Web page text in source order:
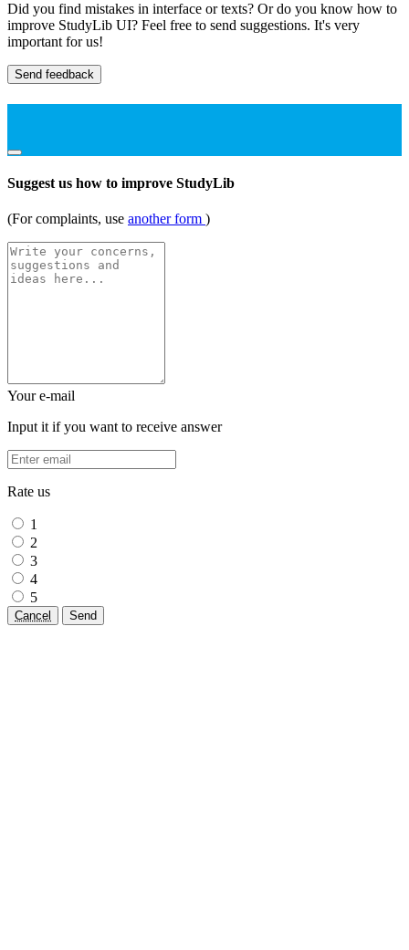
Did you find mistakes in interface or texts? Or do you know how to
improve StudyLib UI? Feel free to send suggestions. It's very
important for us!
Send feedback
Suggest us how to improve StudyLib
(For complaints, use another form )
Your e-mail
Input it if you want to receive answer
Rate us
1
2
3
4
5
Cancel Send